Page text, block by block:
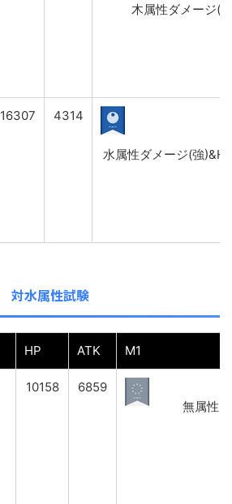
木属性ダメージ(
16307
4314
水属性ダメージ(強
対水属性試験
HP ATK M1
10158
6859
無属性